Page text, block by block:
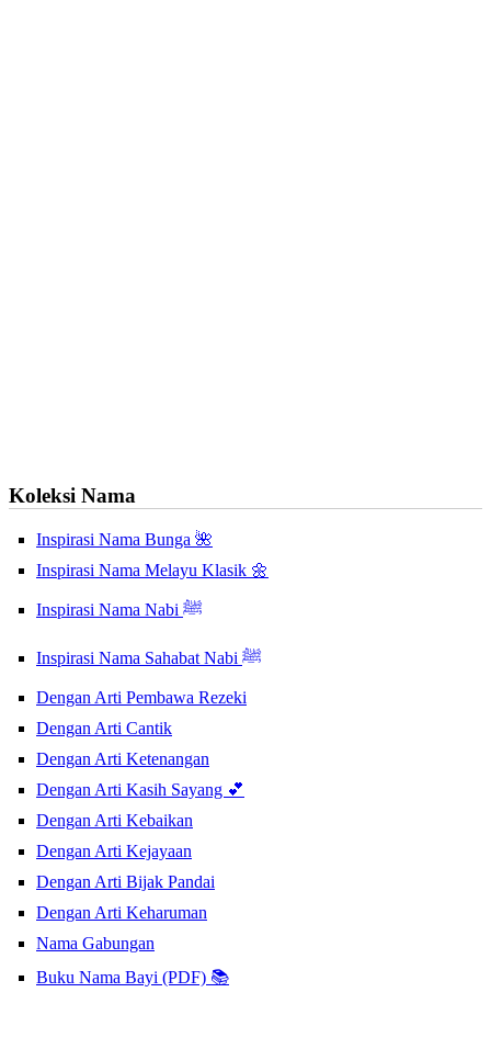
Koleksi Nama
Inspirasi Nama Bunga 🌺
Inspirasi Nama Melayu Klasik 🌼
Inspirasi Nama Nabi ﷺ
Inspirasi Nama Sahabat Nabi ﷺ
Dengan Arti Pembawa Rezeki
Dengan Arti Cantik
Dengan Arti Ketenangan
Dengan Arti Kasih Sayang 💕
Dengan Arti Kebaikan
Dengan Arti Kejayaan
Dengan Arti Bijak Pandai
Dengan Arti Keharuman
Nama Gabungan
Buku Nama Bayi (PDF) 📚